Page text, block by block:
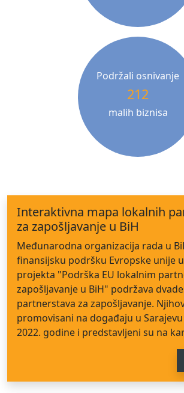
Podržali osnivanje
212
malih biznisa
Interaktivna mapa lokalnih
za zapošljavanje u BiH
Međunarodna organizacija rada u
finansijsku podršku Evropske unije
projekta "Podrška EU lokalnim
zapošljavanje u BiH" podržava
partnerstava za zapošljavanje.
promovisani na događaju u
2022. godine i predstavljeni su na